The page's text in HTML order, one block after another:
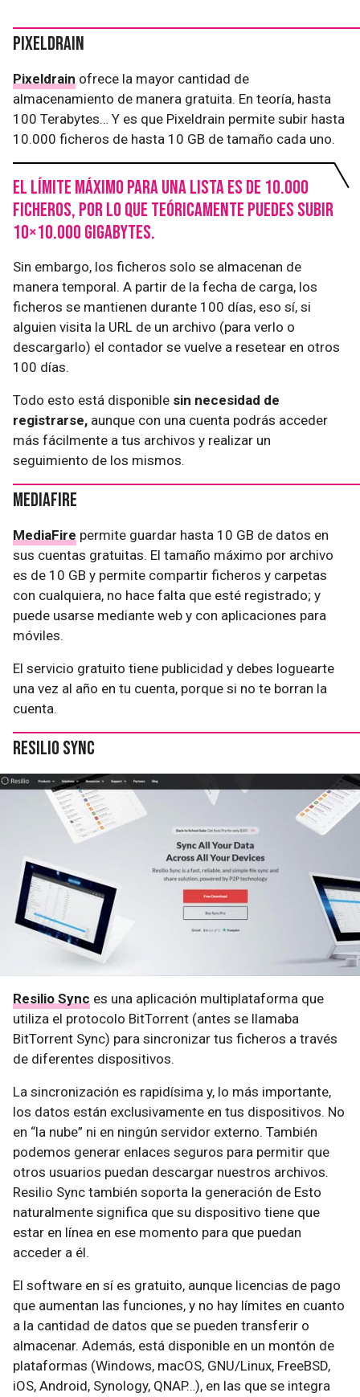
Pixeldrain
Pixeldrain ofrece la mayor cantidad de
almacenamiento de manera gratuita. En teoría, hasta
100 Terabytes… Y es que Pixeldrain permite subir hasta
10.000 ficheros de hasta 10 GB de tamaño cada uno.
El límite máximo para una lista es de 10.000
ficheros, por lo que teóricamente puedes subir
10×10.000 gigabytes.
Sin embargo, los ficheros solo se almacenan de
manera temporal. A partir de la fecha de carga, los
ficheros se mantienen durante 100 días, eso sí, si
alguien visita la URL de un archivo (para verlo o
descargarlo) el contador se vuelve a resetear en otros
100 días.
Todo esto está disponible sin necesidad de
registrarse, aunque con una cuenta podrás acceder
más fácilmente a tus archivos y realizar un
seguimiento de los mismos.
MediaFire
MediaFire permite guardar hasta 10 GB de datos en
sus cuentas gratuitas. El tamaño máximo por archivo
es de 10 GB y permite compartir ficheros y carpetas
con cualquiera, no hace falta que esté registrado; y
puede usarse mediante web y con aplicaciones para
móviles.
El servicio gratuito tiene publicidad y debes loguearte
una vez al año en tu cuenta, porque si no te borran la
cuenta.
Resilio Sync
Resilio Sync es una aplicación multiplataforma que
utiliza el protocolo BitTorrent (antes se llamaba
BitTorrent Sync) para sincronizar tus ficheros a través
de diferentes dispositivos.
La sincronización es rapidísima y, lo más importante,
los datos están exclusivamente en tus dispositivos. No
en “la nube” ni en ningún servidor externo. También
podemos generar enlaces seguros para permitir que
otros usuarios puedan descargar nuestros archivos.
Resilio Sync también soporta la generación de Esto
naturalmente significa que su dispositivo tiene que
estar en línea en ese momento para que puedan
acceder a él.
El software en sí es gratuito, aunque licencias de pago
que aumentan las funciones, y no hay límites en cuanto
a la cantidad de datos que se pueden transferir o
almacenar. Además, está disponible en un montón de
plataformas (Windows, macOS, GNU/Linux, FreeBSD,
iOS, Android, Synology, QNAP…), en las que se integra